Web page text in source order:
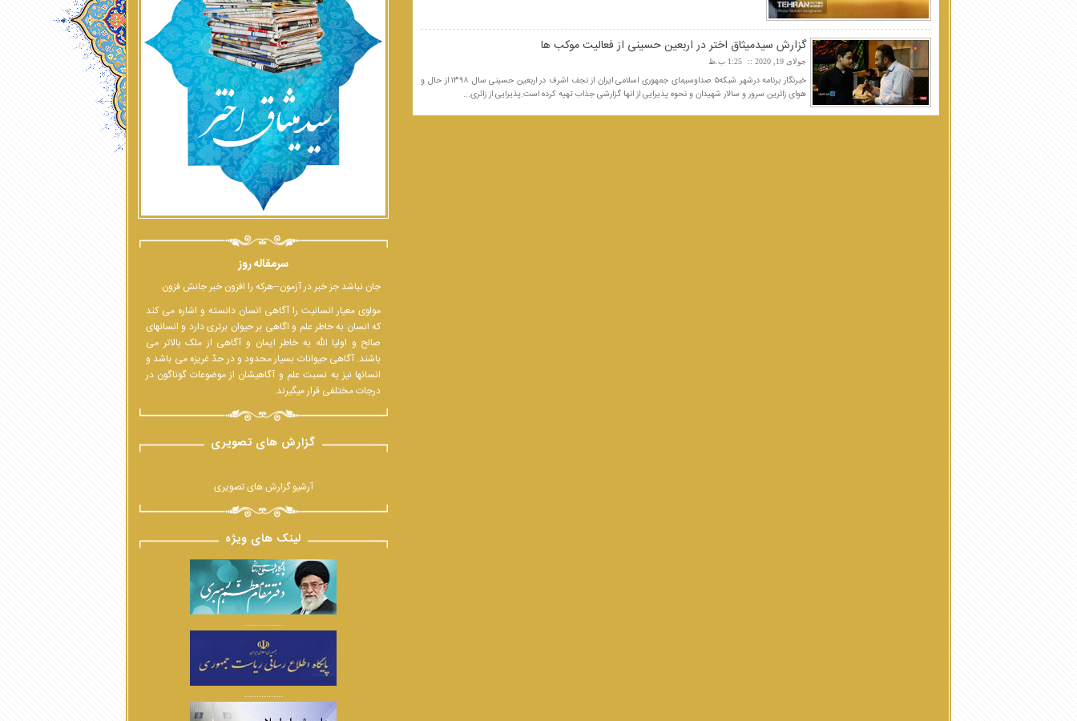
گزارش سیدمیثاق اختر در اربعین حسینی از فعالیت موکب ها
جولای 19, 2020 1:25 ب.ظ
خبرنگار برنامه درشهر شبکه۵ صداوسیمای جمهوری اسلامی ایران از نجف اشرف در اربعین حسینی سال ۱۳۹۸ از حال و
هوای زائرین سرور و سالار شهیدان و نحوه پذیرایی از انها گزارشی جذاب تهیه کرده است.پذیرایی از زائری...
سرمقاله روز
جان نباشد جز خبر در آزمون--هرکه را افزون خبر جانش فزون
مولوی معیار انسانیت را آگاهی انسان دانسته و اشاره می کند
که انسان به خاطر علم و اگاهی بر حیوان برتری دارد و انسانهای
صالح و اولیا الله به خاطر ایمان و آگاهی از ملک بالاتر می
باشند. آگاهی حیوانات بسیار محدود و در حدّ غریزه می باشد و
انسانها نیز به نسبت علم و آگاهیشان از موضوعات گوناگون در
درجات مختلفی قرار میگیرند.
گزارش های تصویری
آرشیو گزارش های تصویری
لینک های ویژه
................
................